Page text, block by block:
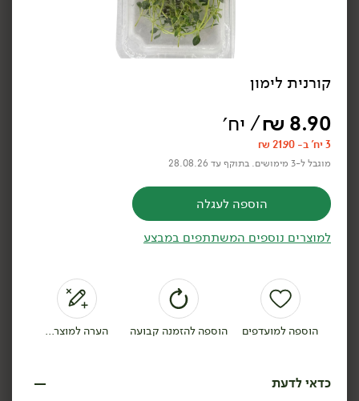
הוספה לסל הוספה לסל
קורנית לימון
8.90
₪/ יח׳
3 יח' ב- 21.90 ₪
מוגבל ל-3 מימושים. בתוקף עד 28.08.26
הוספה לעגלה
למוצרים נוספים המשתתפים במבצע
הוספה למועדפים הוספה להזמנה קבועה הערה למוצר...
כדאי לדעת